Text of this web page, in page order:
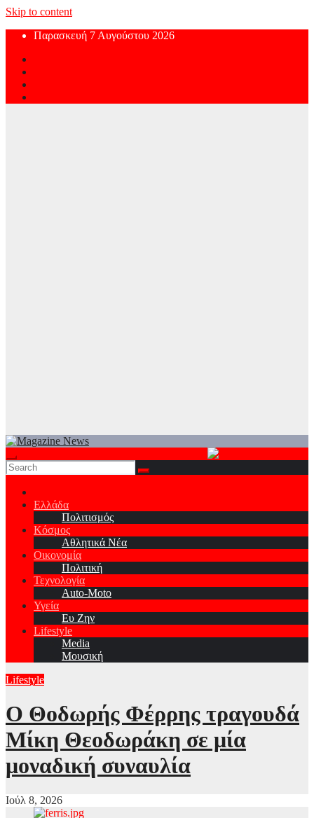
Skip to content
Παρασκευή 7 Αυγούστου 2026
Ελλάδα
Πολιτισμός
Κόσμος
Αθλητικά Νέα
Οικονομία
Πολιτική
Τεχνολογία
Auto-Moto
Υγεία
Ευ Ζην
Lifestyle
Media
Μουσική
Lifestyle
O Θοδωρής Φέρρης τραγουδά
Μίκη Θεοδωράκη σε μία
μοναδική συναυλία
Ιούλ 8, 2026